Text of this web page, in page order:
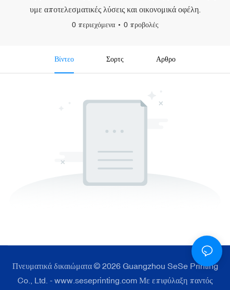
υμε αποτελεσματικές λύσεις και οικονομικά οφέλη.
0 περιεχόμενα 0 προβολές
Βίντεο Σορτς Αρθρο
Πνευματικά δικαιώματα © 2026 Guangzhou SeSe Printing
Co., Ltd. - www.seseprinting.com Με επιφύλαξη παντός